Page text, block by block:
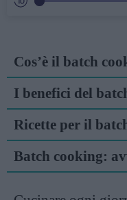
Cos’è il batch
I benefici del
Ricette per il
Batch cooking: